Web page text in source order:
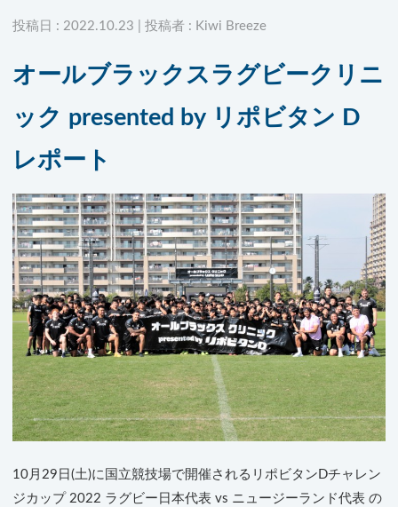
投稿日 : 2022.10.23 | 投稿者 : Kiwi Breeze
オールブラックスラグビークリニ
ック presented by リポビタン D
レポート
10月29日(土)に国立競技場で開催されるリポビタンDチャレン
ジカップ 2022 ラグビー日本代表 vs ニュージーランド代表 の